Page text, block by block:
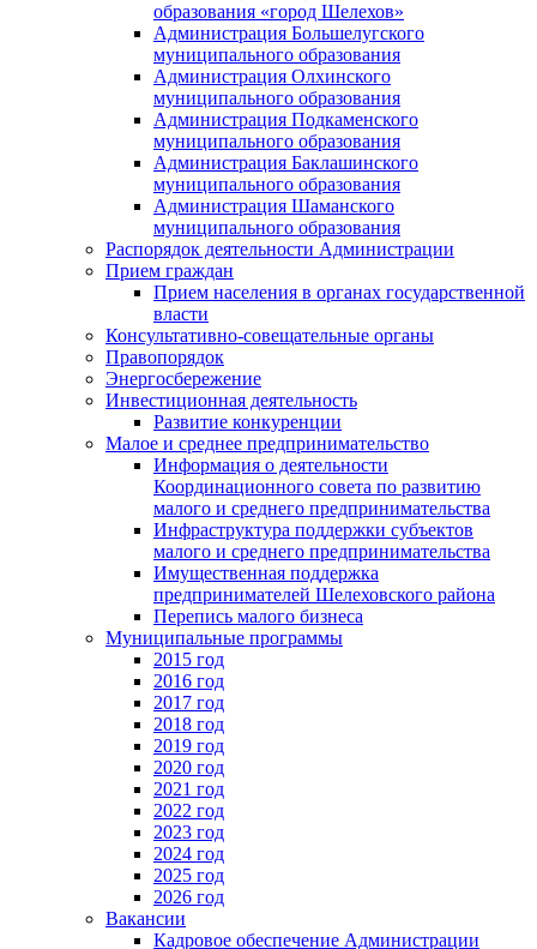
образования «город Шелехов»
Администрация Большелугского
муниципального образования
Администрация Олхинского
муниципального образования
Администрация Подкаменского
муниципального образования
Администрация Баклашинского
муниципального образования
Администрация Шаманского
муниципального образования
Распорядок деятельности Администрации
Прием граждан
Прием населения в органах государственной
власти
Консультативно-совещательные органы
Правопорядок
Энергосбережение
Инвестиционная деятельность
Развитие конкуренции
Малое и среднее предпринимательство
Информация о деятельности
Координационного совета по развитию
малого и среднего предпринимательства
Инфраструктура поддержки субъектов
малого и среднего предпринимательства
Имущественная поддержка
предпринимателей Шелеховского района
Перепись малого бизнеса
Муниципальные программы
2015 год
2016 год
2017 год
2018 год
2019 год
2020 год
2021 год
2022 год
2023 год
2024 год
2025 год
2026 год
Вакансии
Кадровое обеспечение Администрации